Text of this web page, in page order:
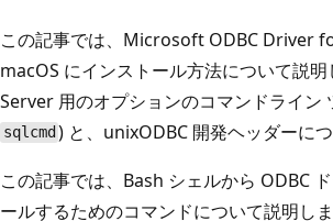
この記事では、Microsoft ODBC Driver
macOS にインストール方法について説
Server 用のオプションのコマンドライン
sqlcmd ) と、unixODBC 開発ヘッダーに
この記事では、Bash シェルから ODBC
ールするためのコマンドについて説明し